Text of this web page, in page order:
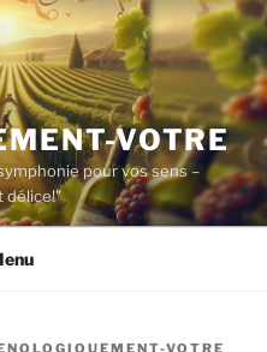
VOTRE
pour vos sens –
délice!"
VOTRE